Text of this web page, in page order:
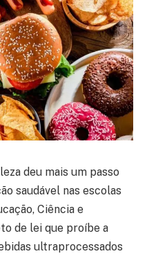
deu mais um passo
saudável nas escolas
Ciência e
de lei que proíbe a
ultraprocessados